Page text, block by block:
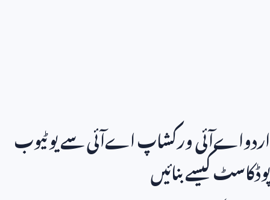
اردواےآئی ورکشاپ اےآئی سے یوٹیوب
پوڈکاسٹ کیسے بنائیں